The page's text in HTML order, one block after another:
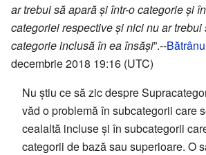
ar trebui să apară și într-o categorie și
categoriei respective și nici nu ar trebui
categorie inclusă în ea însăși”.--
decembrie 2018 19:16 (UTC)
Nu știu ce să zic despre
văd o problemă în subcategorii care
cealaltă incluse și în subcategorii
categorii de bază sau superioare. O